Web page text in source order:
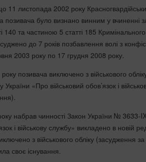
11 листопада 2002 року
позивача було визнано винним у вчиненні
140 та частиною 5 статті 185
до 7 років позбавлення волі з
2003 року по 17 грудня 2008 року.
позивача виключено з військового
України «Про військовий обов’язок і
набрав чинності Закон України № 3633-
і військову службу» викладено в новій
з військового обліку (засудження
своє існування.